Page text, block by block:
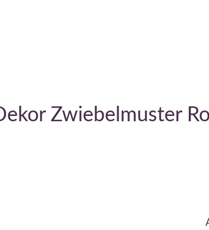
Zwiebelmuster